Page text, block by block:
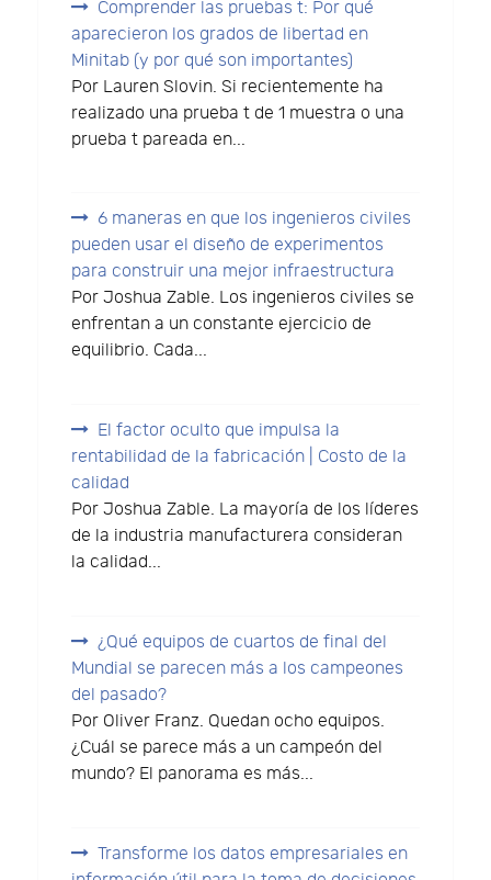
Comprender las pruebas t: Por qué
aparecieron los grados de libertad en
Minitab (y por qué son importantes)
Por Lauren Slovin. Si recientemente ha
realizado una prueba t de 1 muestra o una
prueba t pareada en...
6 maneras en que los ingenieros civiles
pueden usar el diseño de experimentos
para construir una mejor infraestructura
Por Joshua Zable. Los ingenieros civiles se
enfrentan a un constante ejercicio de
equilibrio. Cada...
El factor oculto que impulsa la
rentabilidad de la fabricación | Costo de la
calidad
Por Joshua Zable. La mayoría de los líderes
de la industria manufacturera consideran
la calidad...
¿Qué equipos de cuartos de final del
Mundial se parecen más a los campeones
del pasado?
Por Oliver Franz. Quedan ocho equipos.
¿Cuál se parece más a un campeón del
mundo? El panorama es más...
Transforme los datos empresariales en